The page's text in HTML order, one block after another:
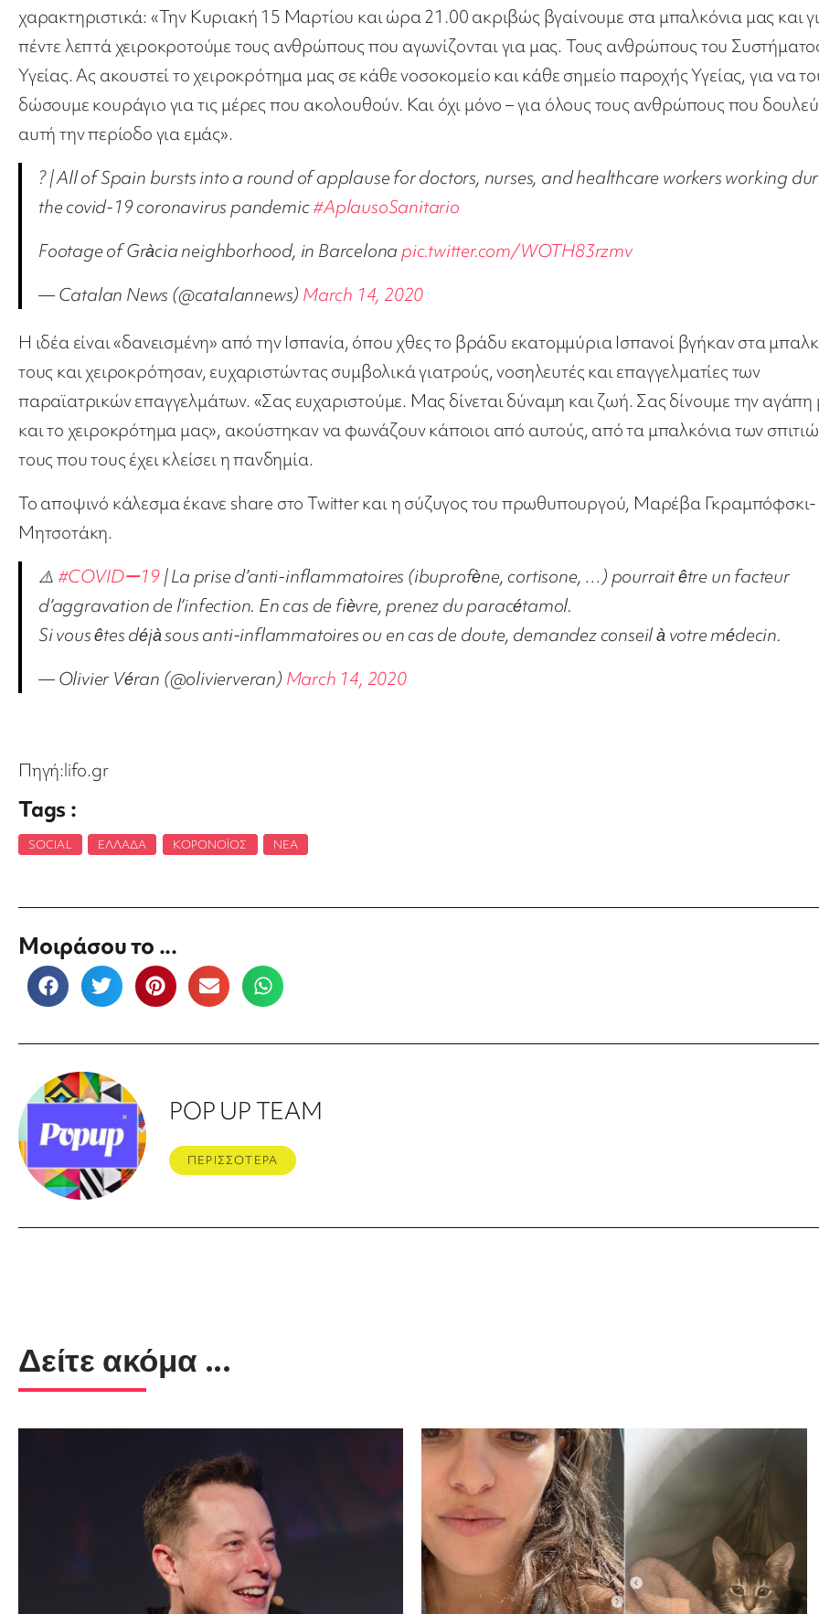
χαρακτηριστικά: «Την Κυριακή 15 Μαρτίου και ώρα 21.00 ακριβώς βγαίνουμε στα μπαλκόνια μας και
πέντε λεπτά χειροκροτούμε τους ανθρώπους που αγωνίζονται για μας. Τους ανθρώπους του
Υγείας. Ας ακουστεί το χειροκρότημα μας σε κάθε νοσοκομείο και κάθε σημείο παροχής Υγείας, για να
δώσουμε κουράγιο για τις μέρες που ακολουθούν. Και όχι μόνο – για όλους τους ανθρώπους που
αυτή την περίοδο για εμάς».
?️ | All of Spain bursts into a round of applause for doctors, nurses, and healthcare workers working
the covid-19 coronavirus pandemic#AplausoSanitario
Footage of Gràcia neighborhood, in Barcelona pic.twitter.com/WOTH83rzmv
— Catalan News (@catalannews) March 14, 2020
Η ιδέα είναι «δανεισμένη» από την Ισπανία, όπου χθες το βράδυ εκατομμύρια Ισπανοί βγήκαν στα
τους και χειροκρότησαν, ευχαριστώντας συμβολικά γιατρούς, νοσηλευτές και επαγγελματίες των
παραϊατρικών επαγγελμάτων. «Σας ευχαριστούμε. Μας δίνεται δύναμη και ζωή. Σας δίνουμε την αγάπη
και το χειροκρότημα μας», ακούστηκαν να φωνάζουν κάποιοι από αυτούς, από τα μπαλκόνια των
τους που τους έχει κλείσει η πανδημία.
Το αποψινό κάλεσμα έκανε share στο Twitter και η σύζυγος του πρωθυπουργού, Μαρέβα Γκραμπόφσκι-
Μητσοτάκη.
⚠️ #COVIDー19| La prise d’anti-inflammatoires (ibuprofène, cortisone, …) pourrait être un facteur
d’aggravation de l’infection. En cas de fièvre, prenez du paracétamol.
Si vous êtes déjà sous anti-inflammatoires ou en cas de doute, demandez conseil à votre médecin.
— Olivier Véran (@olivierveran) March 14, 2020
Πηγή:lifo.gr
Tags :
SOCIAL ΕΛΛΆΔΑ ΚΟΡΟΝΟΪΌΣ ΝΈΑ
Μοιράσου το ...
POP UP TEAM
ΠΕΡΙΣΣΟΤΕΡΑ
Δείτε ακόμα ...